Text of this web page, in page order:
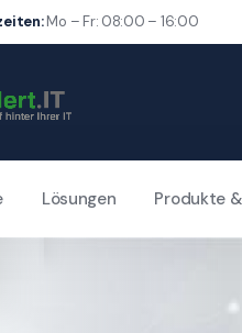
Mo – Fr: 08:00 – 16:00
Lösungen Produkte